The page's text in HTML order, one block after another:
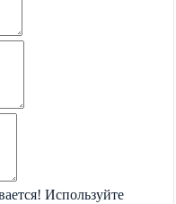
Используйте